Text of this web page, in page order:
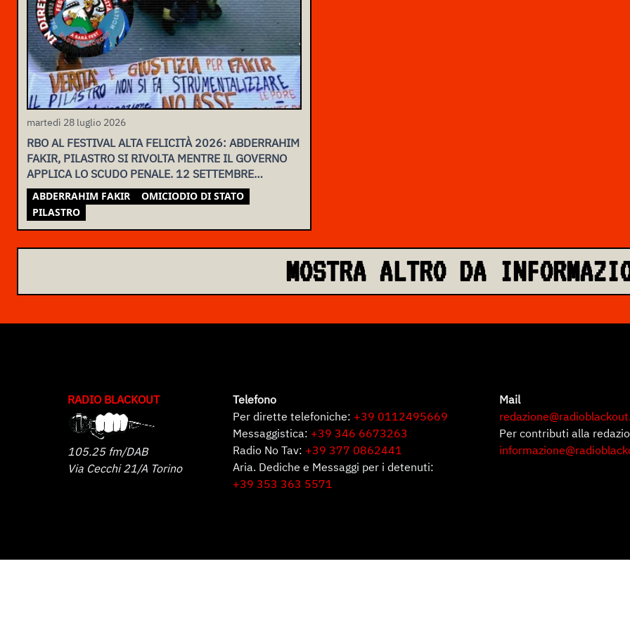
martedì 28 luglio 2026
RBO AL FESTIVAL ALTA FELICITÀ 2026: ABDERRAHIM
FAKIR, PILASTRO SI RIVOLTA MENTRE IL GOVERNO
APPLICA LO SCUDO PENALE. 12 SETTEMBRE
ASSEMBLEA NAZIONALE
ABDERRAHIM FAKIR
OMICIODIO DI STATO
PILASTRO
MOSTRA ALTRO DA
RADIO BLACKOUT
105.25 fm/DAB
Via Cecchi 21/A Torino
Telefono
Per dirette telefoniche: +39 0112495669
Messaggistica: +39 346 6673263
Radio No Tav: +39 377 0862441
Aria. Dediche e Messaggi per i detenuti:
+39 353 363 5571
Mail
Per contributi alla